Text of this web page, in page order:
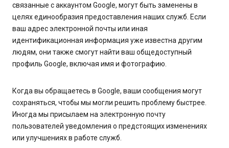
связанные с аккаунтом Google, могут быть заменены в
целях единообразия предоставления наших служб. Если
ваш адрес электронной почты или иная
идентификационная информация уже известна другим
людям, они также смогут найти ваш общедоступный
профиль Google, включая имя и фотографию.
Когда вы обращаетесь в Google, ваши сообщения могут
сохраняться, чтобы мы могли решить проблему быстрее.
Иногда мы присылаем на электронную почту
пользователей уведомления о предстоящих изменениях
или улучшениях в работе служб.